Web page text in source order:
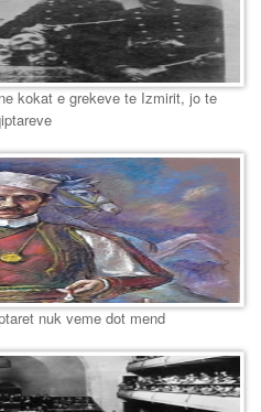
kokat e grekeve te Izmirit, jo te
nuk veme dot mend